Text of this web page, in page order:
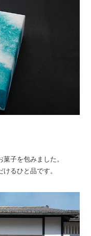
子を包みました。
るひと品です。